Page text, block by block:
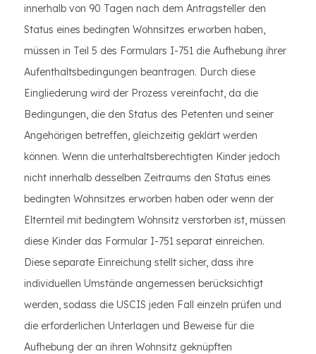
innerhalb von 90 Tagen nach dem Antragsteller den
Status eines bedingten Wohnsitzes erworben haben,
müssen in Teil 5 des Formulars I-751 die Aufhebung ihrer
Aufenthaltsbedingungen beantragen. Durch diese
Eingliederung wird der Prozess vereinfacht, da die
Bedingungen, die den Status des Petenten und seiner
Angehörigen betreffen, gleichzeitig geklärt werden
können. Wenn die unterhaltsberechtigten Kinder jedoch
nicht innerhalb desselben Zeitraums den Status eines
bedingten Wohnsitzes erworben haben oder wenn der
Elternteil mit bedingtem Wohnsitz verstorben ist, müssen
diese Kinder das Formular I-751 separat einreichen.
Diese separate Einreichung stellt sicher, dass ihre
individuellen Umstände angemessen berücksichtigt
werden, sodass die USCIS jeden Fall einzeln prüfen und
die erforderlichen Unterlagen und Beweise für die
Aufhebung der an ihren Wohnsitz geknüpften